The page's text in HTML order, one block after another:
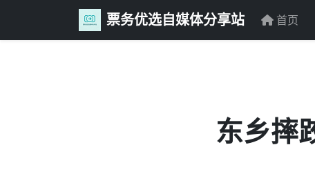
票务优选自媒体分享站 首页
东乡摔